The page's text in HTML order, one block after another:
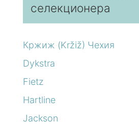
селекционера
Кржиж (Kržiž) Чехия
Dykstra
Fietz
Hartline
Jackson